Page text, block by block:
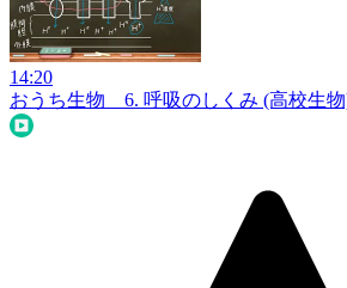
14:20
おうち生物 6. 呼吸のしくみ (高校生